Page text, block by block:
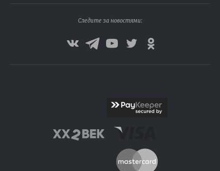
Следите за новостями: